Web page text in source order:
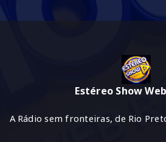
Estéreo Show
A Rádio sem fronteiras, de Rio